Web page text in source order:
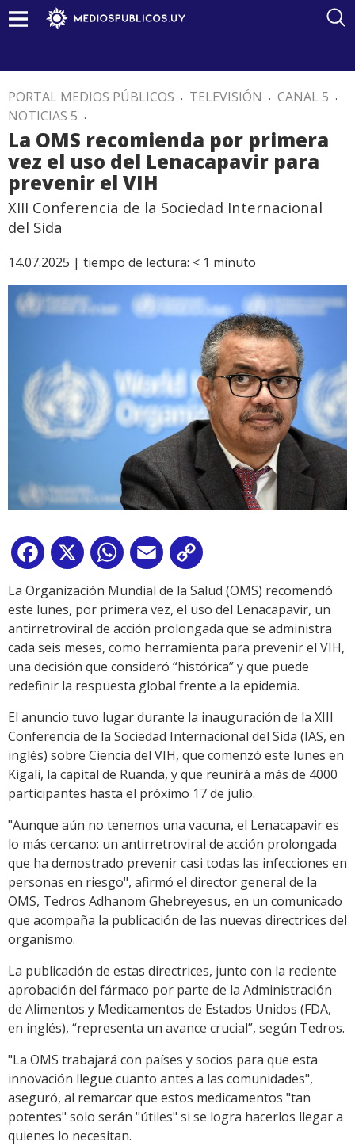
PORTAL MEDIOS PÚBLICOS . TELEVISIÓN . CANAL 5 .
NOTICIAS 5 .
La OMS recomienda por primera
vez el uso del Lenacapavir para
prevenir el VIH
XIII Conferencia de la Sociedad Internacional
del Sida
14.07.2025 | tiempo de lectura: < 1 minuto
Facebook
X WhatsApp
Email
Link
La Organización Mundial de la Salud (OMS) recomendó
este lunes, por primera vez, el uso del Lenacapavir, un
antirretroviral de acción prolongada que se administra
cada seis meses, como herramienta para prevenir el VIH,
una decisión que consideró “histórica” y que puede
redefinir la respuesta global frente a la epidemia.
El anuncio tuvo lugar durante la inauguración de la XIII
Conferencia de la Sociedad Internacional del Sida (IAS, en
inglés) sobre Ciencia del VIH, que comenzó este lunes en
Kigali, la capital de Ruanda, y que reunirá a más de 4000
participantes hasta el próximo 17 de julio.
"Aunque aún no tenemos una vacuna, el Lenacapavir es
lo más cercano: un antirretroviral de acción prolongada
que ha demostrado prevenir casi todas las infecciones en
personas en riesgo", afirmó el director general de la
OMS, Tedros Adhanom Ghebreyesus, en un comunicado
que acompaña la publicación de las nuevas directrices del
organismo.
La publicación de estas directrices, junto con la reciente
aprobación del fármaco por parte de la Administración
de Alimentos y Medicamentos de Estados Unidos (FDA,
en inglés), “representa un avance crucial”, según Tedros.
"La OMS trabajará con países y socios para que esta
innovación llegue cuanto antes a las comunidades",
aseguró, al remarcar que estos medicamentos "tan
potentes" solo serán "útiles" si se logra hacerlos llegar a
quienes lo necesitan.